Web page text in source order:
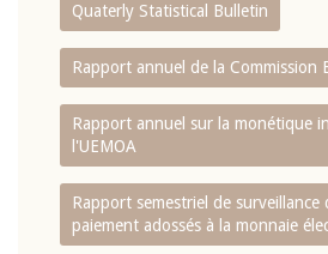
Quaterly Statistical Bulletin
Rapport annuel de la Commission
Rapport annuel sur la monétique
l'UEMOA
Rapport semestriel de surveillance
paiement adossés à la monnaie